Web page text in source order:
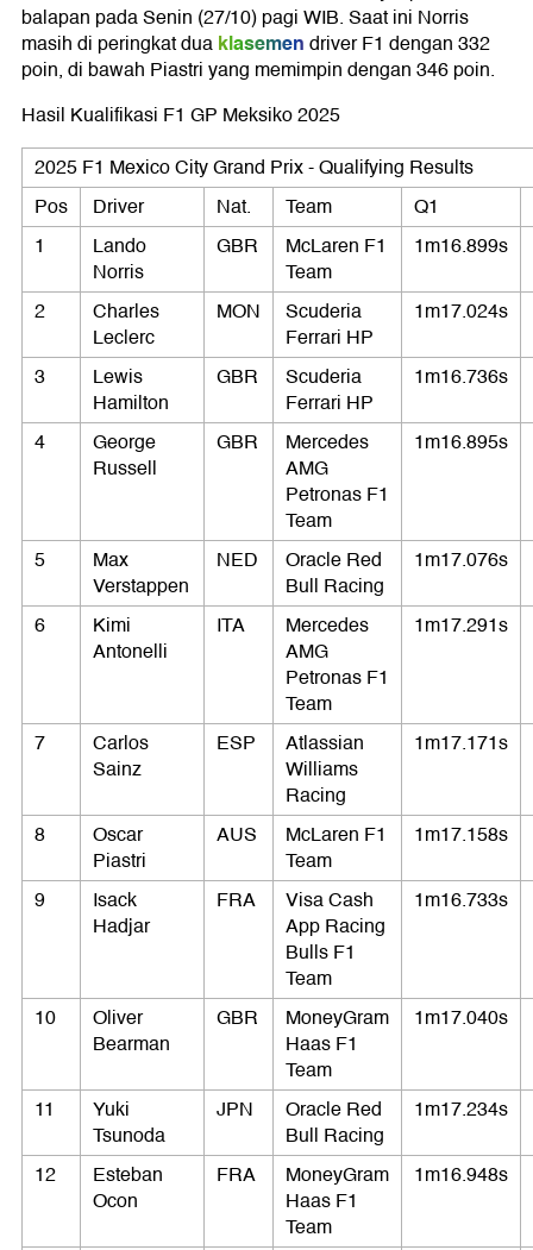
balapan pada Senin (27/10) pagi WIB. Saat ini Norris
masih di peringkat duaklasemendriver F1 dengan 332
poin, di bawah Piastri yang memimpin dengan 346 poin.
Hasil Kualifikasi F1 GP Meksiko 2025
2025 F1 Mexico City Grand Prix - Qualifying Results
Pos
Driver Nat. Team
Q1
1
Lando
Norris
GBR
McLaren F1
Team
1m16.899s
2
Charles
Leclerc
MON
Scuderia
Ferrari HP
1m17.024s
3
Lewis
Hamilton
GBR
Scuderia
Ferrari HP
1m16.736s
4
George
Russell
GBR
Mercedes
AMG
Petronas F1
Team
1m16.895s
5
Max
Verstappen
NED
Oracle Red
Bull Racing
1m17.076s
6
Kimi
Antonelli
ITA
Mercedes
AMG
Petronas F1
Team
1m17.291s
7
Carlos
Sainz
ESP
Atlassian
Williams
Racing
1m17.171s
8
Oscar
Piastri
AUS
McLaren F1
Team
1m17.158s
9
Isack
Hadjar
FRA
Visa Cash
App Racing
Bulls F1
Team
1m16.733s
10
Oliver
Bearman
GBR
MoneyGram
Haas F1
Team
1m17.040s
11
Yuki
Tsunoda
JPN
Oracle Red
Bull Racing
1m17.234s
12
Esteban
Ocon
FRA
MoneyGram
Haas F1
Team
1m16.948s